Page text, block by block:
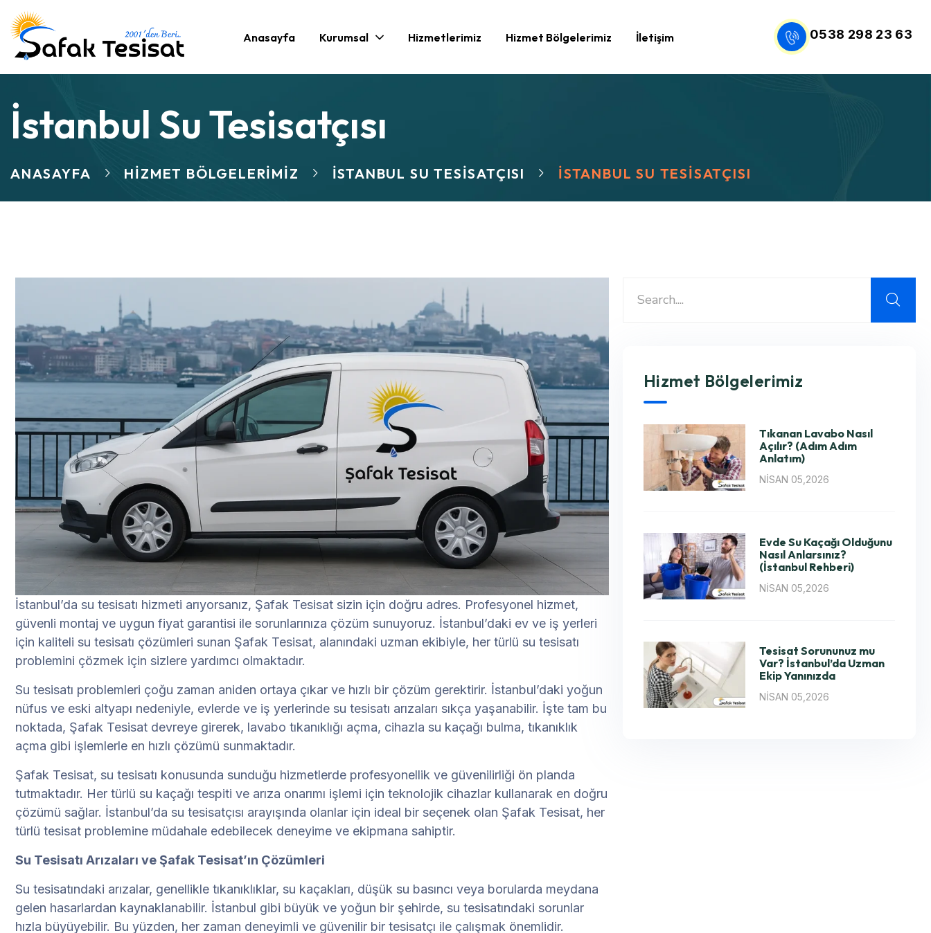
Anasayfa Kurumsal Hizmetlerimiz Hizmet Bölgelerimiz İletişim 0538 298 23 63
İstanbul Su Tesisatçısı
ANASAYFA HIZMET BÖLGELERIMIZ İSTANBUL SU TESISATÇISI İSTANBUL SU TESISATÇISI
İstanbul’da su tesisatı hizmeti arıyorsanız, Şafak Tesisat sizin için doğru adres. Profesyonel hizmet,
güvenli montaj ve uygun fiyat garantisi ile sorunlarınıza çözüm sunuyoruz. İstanbul’daki ev ve iş yerleri
için kaliteli su tesisatı çözümleri sunan Şafak Tesisat, alanındaki uzman ekibiyle, her türlü su tesisatı
problemini çözmek için sizlere yardımcı olmaktadır.
Su tesisatı problemleri çoğu zaman aniden ortaya çıkar ve hızlı bir çözüm gerektirir. İstanbul’daki yoğun
nüfus ve eski altyapı nedeniyle, evlerde ve iş yerlerinde su tesisatı arızaları sıkça yaşanabilir. İşte tam bu
noktada, Şafak Tesisat devreye girerek, lavabo tıkanıklığı açma, cihazla su kaçağı bulma, tıkanıklık
açma gibi işlemlerle en hızlı çözümü sunmaktadır.
Şafak Tesisat, su tesisatı konusunda sunduğu hizmetlerde profesyonellik ve güvenilirliği ön planda
tutmaktadır. Her türlü su kaçağı tespiti ve arıza onarımı işlemi için teknolojik cihazlar kullanarak en doğru
çözümü sağlar. İstanbul’da su tesisatçısı arayışında olanlar için ideal bir seçenek olan Şafak Tesisat, her
türlü tesisat problemine müdahale edebilecek deneyime ve ekipmana sahiptir.
Su Tesisatı Arızaları ve Şafak Tesisat’ın Çözümleri
Su tesisatındaki arızalar, genellikle tıkanıklıklar, su kaçakları, düşük su basıncı veya borularda meydana
gelen hasarlardan kaynaklanabilir. İstanbul gibi büyük ve yoğun bir şehirde, su tesisatındaki sorunlar
hızla büyüyebilir. Bu yüzden, her zaman deneyimli ve güvenilir bir tesisatçı ile çalışmak önemlidir.
Hizmet Bölgelerimiz
Tıkanan Lavabo Nasıl
Açılır? (Adım Adım
Anlatım)
NISAN 05,2026
Evde Su Kaçağı Olduğunu
Nasıl Anlarsınız?
(İstanbul Rehberi)
NISAN 05,2026
Tesisat Sorununuz mu
Var? İstanbul’da Uzman
Ekip Yanınızda
NISAN 05,2026